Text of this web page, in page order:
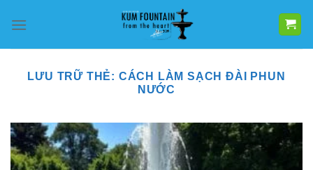
qua
LƯU TRỮ THẺ: CÁCH LÀM SẠCH ĐÀI PHUN
NƯỚC